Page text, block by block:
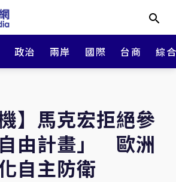
政治 兩岸 國際 台商 綜
】馬克宏拒絕參
由計畫」 歐洲
自主防衛